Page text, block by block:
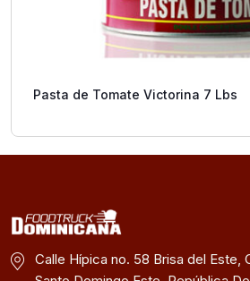
Pasta de Tomate Victorina 7 Lbs
Calle Hípica no. 58 Brisa del Este,